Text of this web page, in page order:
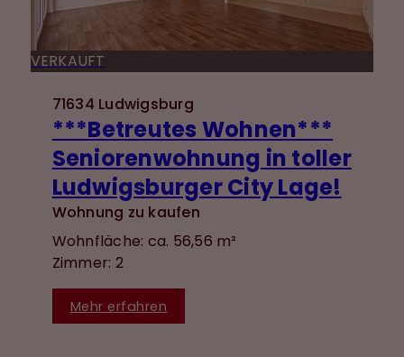
VERKAUFT
71634 Ludwigsburg
***Betreutes Wohnen***
Seniorenwohnung in toller
Ludwigsburger City Lage!
Wohnung zu kaufen
Wohnfläche: ca. 56,56 m²
Zimmer: 2
Mehr erfahren